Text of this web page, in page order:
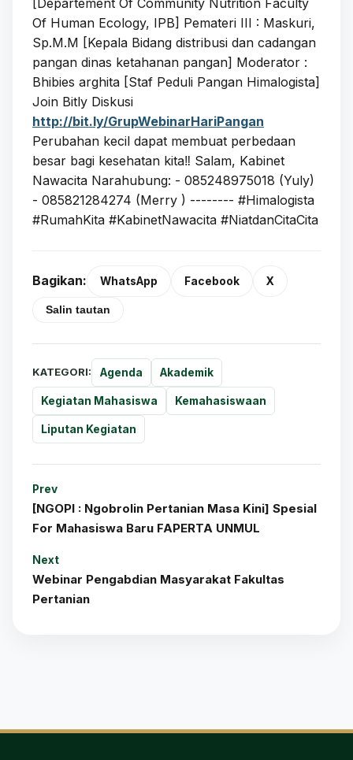
Of Human Ecology, IPB] Pemateri III : Maskuri,
Sp.M.M [Kepala Bidang distribusi dan cadangan
pangan dinas ketahanan pangan] Moderator :
Bhibies arghita [Staf Peduli Pangan Himalogista]
Join Bitly Diskusi
http://bit.ly/GrupWebinarHariPangan
Perubahan kecil dapat membuat perbedaan
besar bagi kesehatan kita‼️ Salam, Kabinet
Nawacita Narahubung: - 085248975018 (Yuly)
- 085821284274 (Merry ) -------- #Himalogista
#RumahKita #KabinetNawacita #NiatdanCitaCita
Bagikan: WhatsApp Facebook X
Salin tautan
KATEGORI: Agenda Akademik
Kegiatan Mahasiswa Kemahasiswaan
Liputan Kegiatan
Prev
[NGOPI : Ngobrolin Pertanian Masa Kini] Spesial
For Mahasiswa Baru FAPERTA UNMUL
Next
Webinar Pengabdian Masyarakat Fakultas
Pertanian